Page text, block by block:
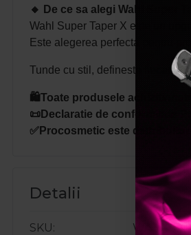
🔸 De ce sa alegi Wahl Super
Wahl Super Taper X este un
Este alegerea perfecta pentru
Tunde cu stil, defineste fiecare
🛍️Toate produsele
📜Declaratie de conformitate
✅Procosmetic este
Detalii
SKU